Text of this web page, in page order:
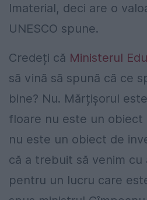
Imaterial, deci are o
UNESCO spune.
Credeți că Ministerul
să vină să spună că ce
bine? Nu. Mărțișorul
floare nu este un obiect
nu este un obiect de
că a trebuit să venim cu
pentru un lucru care